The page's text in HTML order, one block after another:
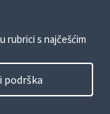
rubrici s najčešćim
podrška